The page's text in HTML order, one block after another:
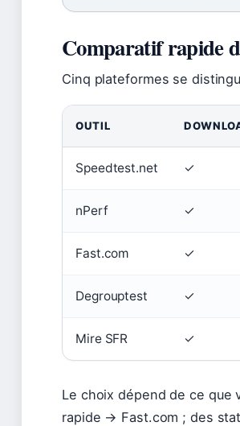
Comparatif rapide
Cinq plateformes se
OUTIL
Speedtest.net ✓
nPerf ✓
Fast.com ✓
Degrouptest ✓
Mire SFR ✓
Le choix dépend de ce
rapide → Fast.com ; des